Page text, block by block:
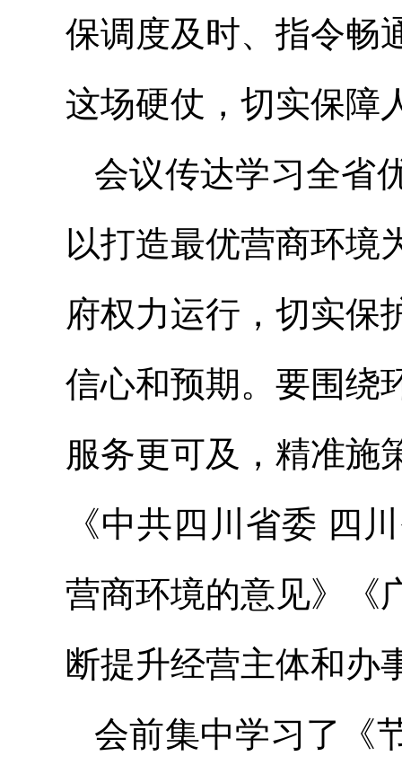
保调度及时、指令畅
这场硬仗，切实保障
会议传达学习全省
以打造最优营商环境
府权力运行，切实保
信心和预期。要围绕
服务更可及，精准施
《中共四川省委 四
营商环境的意见》《
断提升经营主体和办
会前集中学习了《